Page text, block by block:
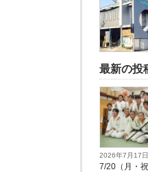
最新の投
2026年7月17日
7/20（月・